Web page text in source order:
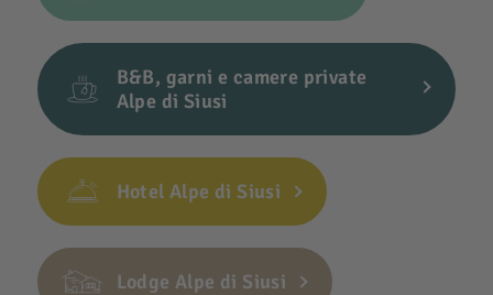
B&B, garni e camere private
Alpe di Siusi
Hotel Alpe di Siusi
Lodge Alpe di Siusi